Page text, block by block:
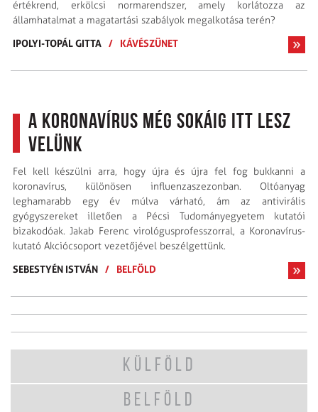
értékrend, erkölcsi normarendszer, amely korlátozza az
államhatalmat a magatartási szabályok megalkotása terén?
IPOLYI-TOPÁL GITTA / KÁVÉSZÜNET
A koronavírus még sokáig itt lesz
velünk
Fel kell készülni arra, hogy újra és újra fel fog bukkanni a
koronavírus, különösen influenzaszezonban. Oltóanyag
leghamarabb egy év múlva várható, ám az antivirális
gyógyszereket illetően a Pécsi Tudományegyetem kutatói
bizakodóak. Jakab Ferenc virológusprofesszorral, a Koronavírus-
kutató Akciócsoport vezetőjével beszélgettünk.
SEBESTYÉN ISTVÁN / BELFÖLD
KÜLFÖLD
BELFÖLD